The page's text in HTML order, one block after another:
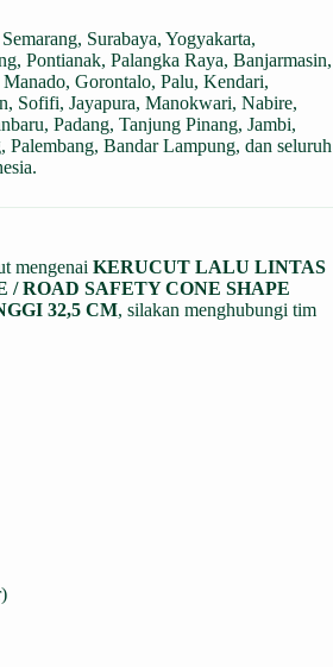
Surabaya, Yogyakarta,
Pontianak, Palangka Raya, Banjarmasin,
Gorontalo, Palu, Kendari,
Sofifi, Jayapura, Manokwari, Nabire,
Padang, Tanjung Pinang, Jambi,
Bandar Lampung, dan seluruh
mengenai KERUCUT LALU LINTAS
/ ROAD SAFETY CONE SHAPE
32,5 CM, silakan menghubungi tim